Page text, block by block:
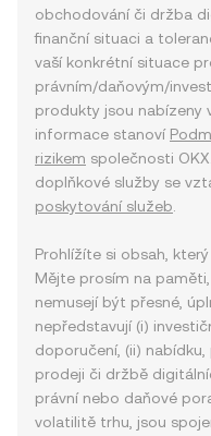
obchodování či držba
finanční situaci a
vaší konkrétní situace
právním/daňovým/
produkty jsou nabízeny
informace stanoví
rizikem společnosti
doplňkové služby se
poskytování služeb
Prohlížíte si obsah,
Mějte prosím na
nemusejí být přesné,
nepředstavují (i)
doporučení, (ii)
prodeji či držbě
právní nebo daňové
volatilitě trhu, jsou